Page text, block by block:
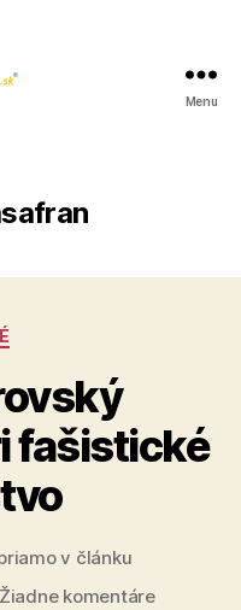
Menu
fašistické
v článku
Žiadne komentárena